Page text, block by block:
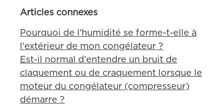
Articles connexes
Pourquoi de l'humidité se forme-t-elle à
l'extérieur de mon congélateur ?
Est-il normal d'entendre un bruit de
claquement ou de craquement lorsque le
moteur du congélateur (compresseur)
démarre ?